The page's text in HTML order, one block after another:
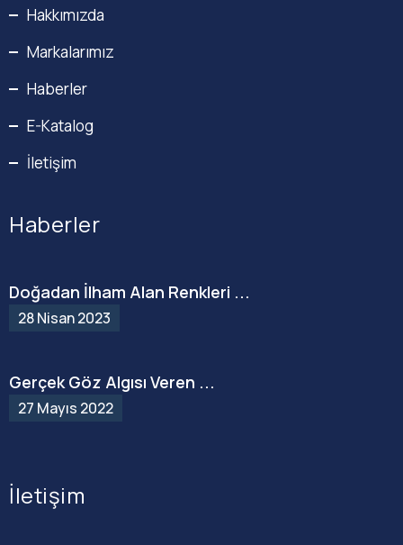
Hakkımızda
Markalarımız
Haberler
E-Katalog
İletişim
Haberler
Doğadan İlham Alan Renkleri ...
28 Nisan 2023
Gerçek Göz Algısı Veren ...
27 Mayıs 2022
İletişim